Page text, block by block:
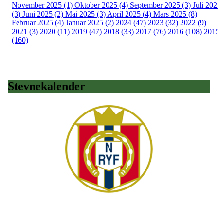
November 2025 (1) Oktober 2025 (4) September 2025 (3) Juli
(3) Juni 2025 (2) Mai 2025 (3) April 2025 (4) Mars 2025 (8)
Februar 2025 (4) Januar 2025 (2) 2024 (47) 2023 (32) 2022 (9)
2021 (3) 2020 (11) 2019 (47) 2018 (33) 2017 (76) 2016 (108)
(160)
Stevnekalender